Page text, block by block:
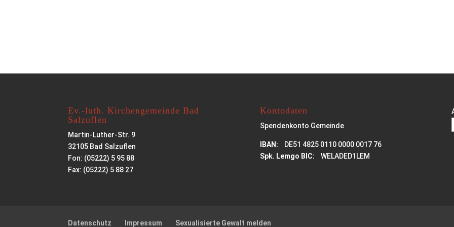
Ev.-luth. Kirchengemeinde Bad
Salzuflen
Martin-Luther-Str. 9
32105 Bad Salzuflen
Fon: (05222) 5 95 88
Fax: (05222) 5 88 27
Kontodaten
Spendenkonto Gemeinde
IBAN: DE51 4825 0110 0000 0017 76
Spk. Lemgo BIC: WELADED1LEM
Datenschutz Impressum Sexualisierte Gewalt melden